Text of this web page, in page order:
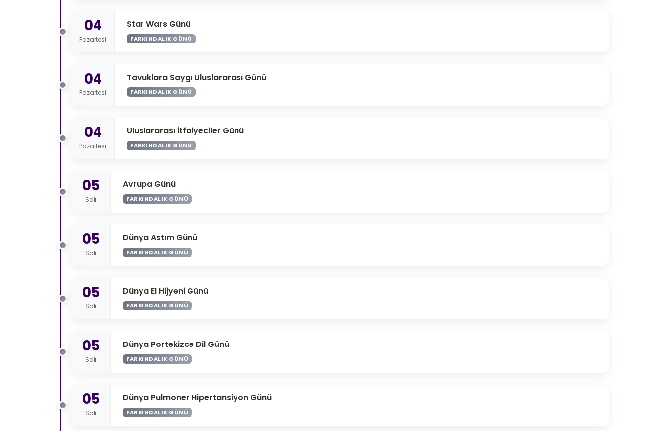
04
Pazartesi
Star Wars Günü
FARKINDALIK GÜNÜ
04
Pazartesi
Tavuklara Saygı Uluslararası Günü
FARKINDALIK GÜNÜ
04
Pazartesi
Uluslararası İtfaiyeciler Günü
FARKINDALIK GÜNÜ
05
Salı
Avrupa Günü
FARKINDALIK GÜNÜ
05
Salı
Dünya Astım Günü
FARKINDALIK GÜNÜ
05
Salı
Dünya El Hijyeni Günü
FARKINDALIK GÜNÜ
05
Salı
Dünya Portekizce Dil Günü
FARKINDALIK GÜNÜ
05
Salı
Dünya Pulmoner Hipertansiyon Günü
FARKINDALIK GÜNÜ